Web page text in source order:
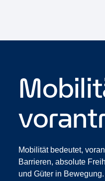
Mobilität bedeutet,
Barrieren, absolute
und Güter in